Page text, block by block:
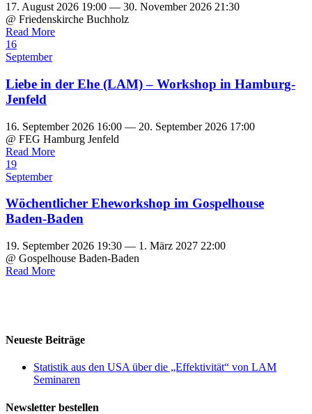
17. August 2026 19:00 — 30. November 2026 21:30
@ Friedenskirche Buchholz
Read More
16
September
Liebe in der Ehe (LAM) – Workshop in Hamburg-
Jenfeld
16. September 2026 16:00 — 20. September 2026 17:00
@ FEG Hamburg Jenfeld
Read More
19
September
Wöchentlicher Eheworkshop im Gospelhouse
Baden-Baden
19. September 2026 19:30 — 1. März 2027 22:00
@ Gospelhouse Baden-Baden
Read More
Neueste Beiträge
Statistik aus den USA über die „Effektivität“ von LAM
Seminaren
Newsletter bestellen